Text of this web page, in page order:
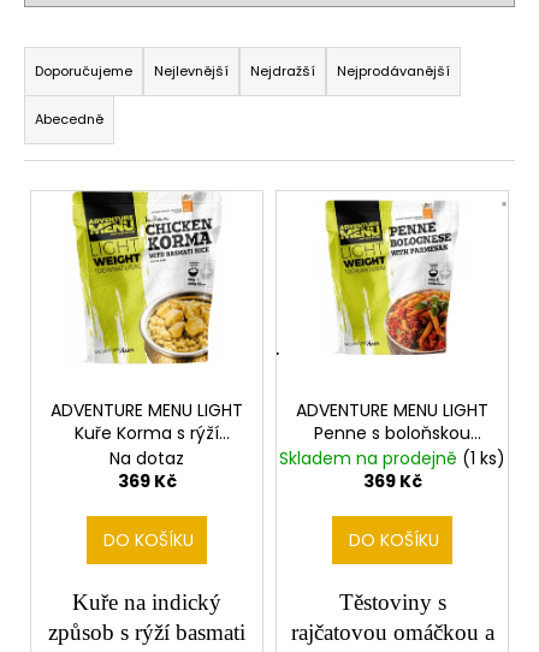
Ř
a
z
e
n
í
Doporučujeme Nejlevnější Nejdražší Nejprodávanější
Abecedně
V
ADVENTURE MENU LIGHT
Kuře Korma s rýží
basmati velké
Na dotaz
369 Kč
DO KOŠÍKU
Kuře na indický
způsob s rýží basmati
ADVENTURE MENU LIGHT
Penne s boloňskou
omáčkou velké
Skladem na prodejně (1 ks)
369 Kč
DO KOŠÍKU
Těstoviny s
rajčatovou omáčkou a
HLEDAT
D
o
p
o